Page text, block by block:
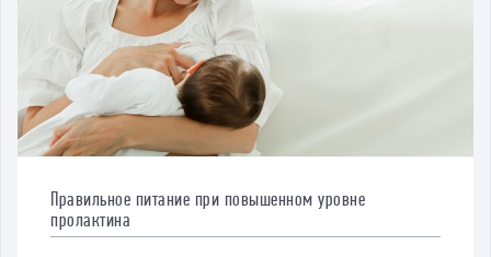
Правильное питание при повышенном уровне
пролактина